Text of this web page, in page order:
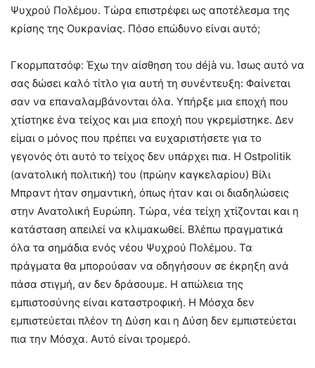
Ψυχρού Πολέμου. Τώρα επιστρέφει ως αποτέλεσμα της
κρίσης της Ουκρανίας. Πόσο επώδυνο είναι αυτό;
Γκορμπατσόφ: Έχω την αίσθηση του déjà vu. Ίσως αυτό να
σας δώσει καλό τίτλο για αυτή τη συνέντευξη: Φαίνεται
σαν να επαναλαμβάνονται όλα. Υπήρξε μια εποχή που
χτίστηκε ένα τείχος και μια εποχή που γκρεμίστηκε. Δεν
είμαι ο μόνος που πρέπει να ευχαριστήσετε για το
γεγονός ότι αυτό το τείχος δεν υπάρχει πια. Η Ostpolitik
(ανατολική πολιτική) του (πρώην καγκελαρίου) Βίλι
Μπραντ ήταν σημαντική, όπως ήταν και οι διαδηλώσεις
στην Ανατολική Ευρώπη. Τώρα, νέα τείχη χτίζονται και η
κατάσταση απειλεί να κλιμακωθεί. Βλέπω πραγματικά
όλα τα σημάδια ενός νέου Ψυχρού Πολέμου. Τα
πράγματα θα μπορούσαν να οδηγήσουν σε έκρηξη ανά
πάσα στιγμή, αν δεν δράσουμε. Η απώλεια της
εμπιστοσύνης είναι καταστροφική. Η Μόσχα δεν
εμπιστεύεται πλέον τη Δύση και η Δύση δεν εμπιστεύεται
πια την Μόσχα. Αυτό είναι τρομερό.